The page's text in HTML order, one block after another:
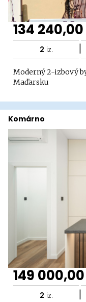
134
2 iz. |
Moderný 2-izbový
Maďarsku
Komárno
149
2 iz. |